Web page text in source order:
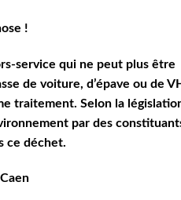
!
service qui ne peut plus être
de voiture, d’épave ou de
traitement. Selon la
par des
ce déchet.